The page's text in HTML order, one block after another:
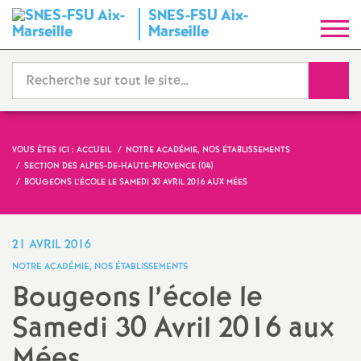
SNES-FSU Aix-
Marseille
y
n
d
t
VOUS ÊTES ICI : ACCUEIL
NOTRE ACADÉMIE, NOS ÉTABLISSEMENTS
SECTION DES ALPES-DE-HAUTE-PROVENCE (04)
BOUGEONS L’ÉCOLE LE SAMEDI 30 AVRIL 2016 AUX MÉES
21 AVRIL 2016
NOTRE ACADÉMIE, NOS ÉTABLISSEMENTS
Bougeons l’école le
Samedi 30 Avril 2016 aux